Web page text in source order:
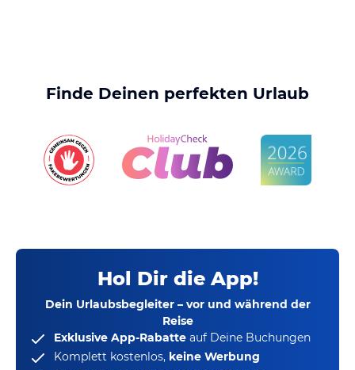
Finde Deinen perfekten Urlaub
Hol Dir die App!
Dein Urlaubsbegleiter – vor und während der
Reise
Exklusive App-Rabatte auf Deine Buchungen
Komplett kostenlos, keine Werbung